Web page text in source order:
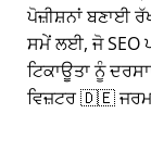
ਪੋਜ਼ੀਸ਼ਨਾਂ ਬਣਾਈ
ਸਮੇਂ ਲਈ, ਜੋ SEO
ਟਿਕਾਊਤਾ ਨੂੰ
ਵਿਜ਼ਟਰ 🇩🇪